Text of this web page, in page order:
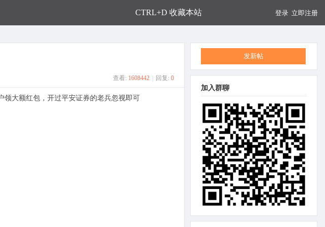
CTRL+D 收藏本站 登录 立即注册
查看: 1608442 回复: 0
领大额红包，开过平安证券的老兵忽视即可
发新帖
加入群聊